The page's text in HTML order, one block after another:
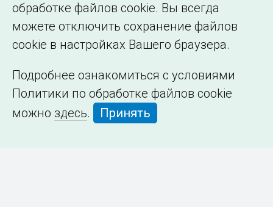
обработке файлов cookie. Вы всегда
можете отключить сохранение файлов
cookie в настройках Вашего браузера.
Подробнее ознакомиться с условиями
Политики по обработке файлов cookie
можно здесь. Принять